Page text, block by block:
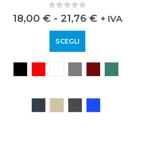
0 out of 5
18,00 € - 21,76 € + IVA
SCEGLI